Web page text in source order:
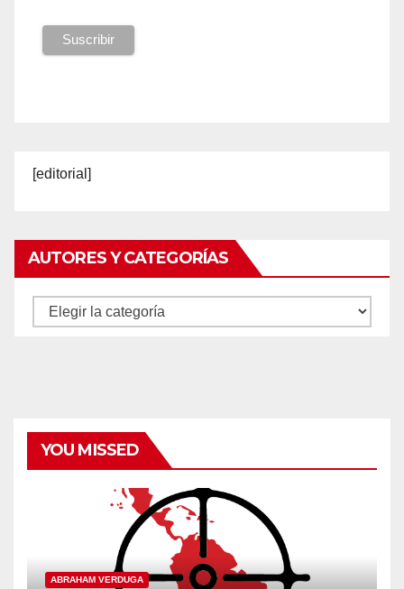
[editorial]
AUTORES Y CATEGORÍAS
Autores
YOU MISSED
ABRAHAM VERDUGA